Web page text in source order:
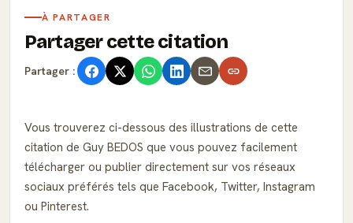
À PARTAGER
Partager cette citation
Partager :
Vous trouverez ci-dessous des illustrations de cette
citation de Guy BEDOS que vous pouvez facilement
télécharger ou publier directement sur vos réseaux
sociaux préférés tels que Facebook, Twitter, Instagram
ou Pinterest.